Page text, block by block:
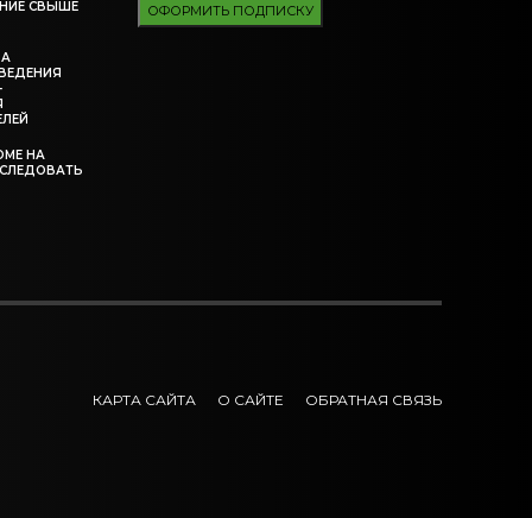
СВЫШЕ
НА
ОФОРМИТЬ ПОДПИСКУ
КАРТА САЙТА О САЙТЕ ОБРАТНАЯ СВЯЗЬ